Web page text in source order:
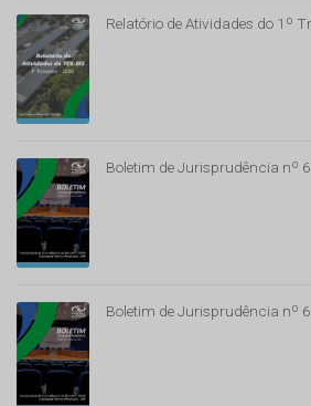
Relatório de Atividades do 1º
Boletim de Jurisprudência nº
Boletim de Jurisprudência nº